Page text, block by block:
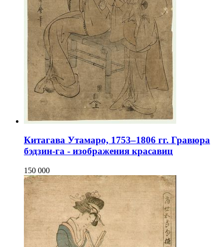
Китагава Утамаро, 1753–1806 гг. Гравюра
бэдзин-га - изображения красавиц
150 000